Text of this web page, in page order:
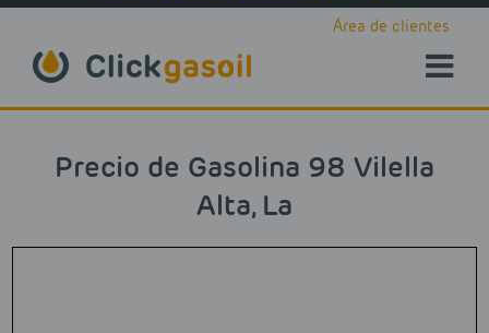
Área de clientes
Precio de Gasolina 98 Vilella
Alta, La